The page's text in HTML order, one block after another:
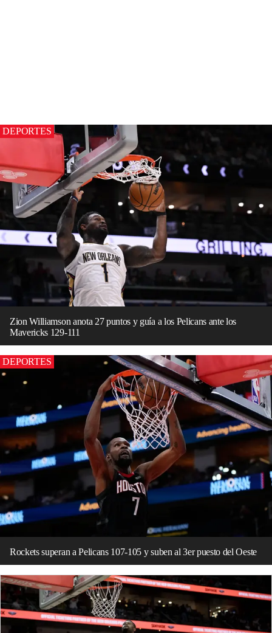
DEPORTES
Zion Williamson anota 27 puntos y guía a los Pelicans ante los
Mavericks 129-111
DEPORTES
Rockets superan a Pelicans 107-105 y suben al 3er puesto del Oeste